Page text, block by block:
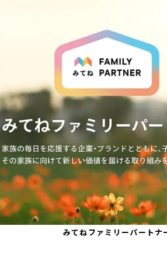
みてねファミリーパートナ